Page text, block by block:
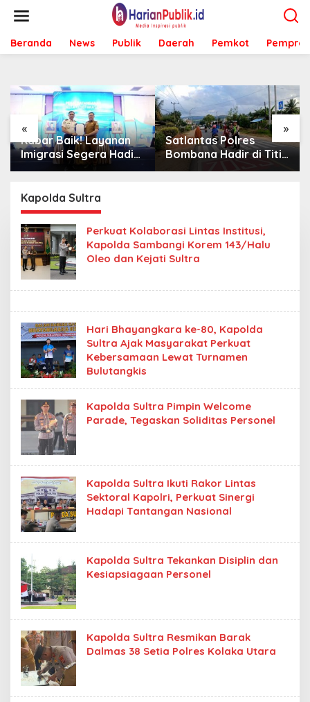
t
Beranda News Publik Daerah Pemkot Pemprov
« »
Kabar Baik! Layanan
Imigrasi Segera Hadir
di MPP Bombana,
ke Kendari
Satlantas Polres
Bombana Hadir di Titik
Rawan, Pastikan
Kapolda Sultra
Perkuat Kolaborasi Lintas Institusi,
Kapolda Sambangi Korem 143/Halu
Oleo dan Kejati Sultra
Hari Bhayangkara ke-80, Kapolda
Sultra Ajak Masyarakat Perkuat
Kebersamaan Lewat Turnamen
Bulutangkis
Kapolda Sultra Pimpin Welcome
Parade, Tegaskan Soliditas Personel
Kapolda Sultra Ikuti Rakor Lintas
Sektoral Kapolri, Perkuat Sinergi
Hadapi Tantangan Nasional
Kapolda Sultra Tekankan Disiplin dan
Kesiapsiagaan Personel
Kapolda Sultra Resmikan Barak
Dalmas 38 Setia Polres Kolaka Utara